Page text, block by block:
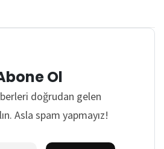
Ol
doğrudan gelen
Asla spam yapmayız!